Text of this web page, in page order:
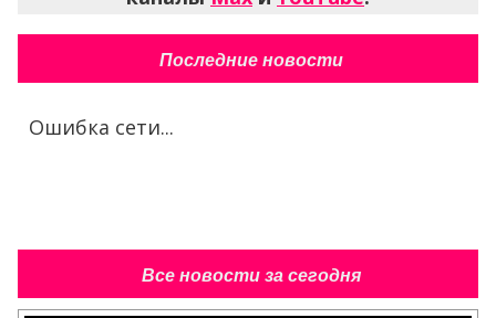
Последние новости
Ошибка сети...
Все новости за сегодня